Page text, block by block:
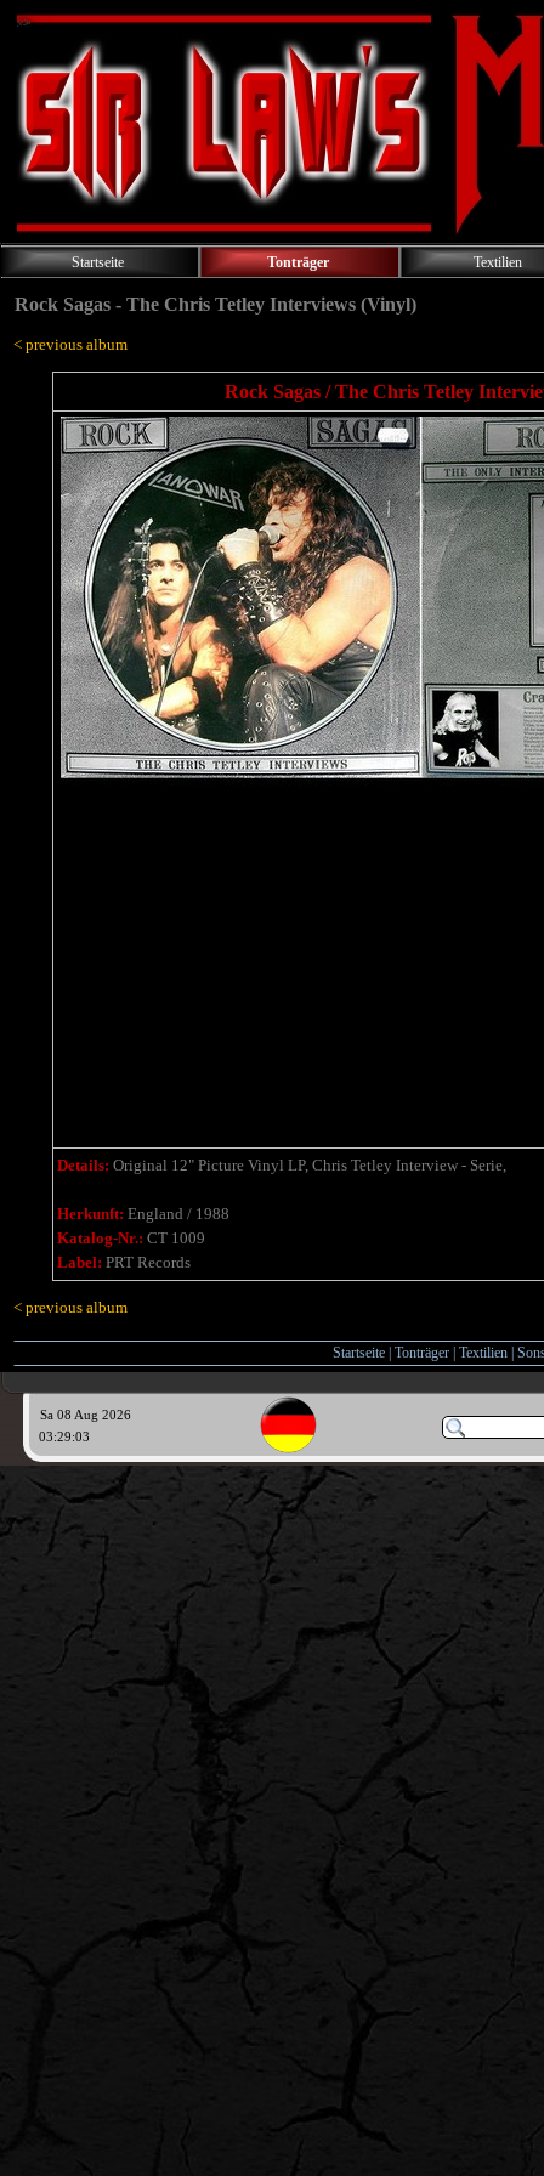
Startseite Tonträger Textilien
Rock Sagas - The Chris Tetley Interviews (Vinyl)
< previous album
Rock Sagas / The Chris Tetley
Details: Original 12" Picture Vinyl LP, Chris Tetley Interview - Serie,
Herkunft: England / 1988
Katalog-Nr.: CT 1009
Label: PRT Records
< previous album
Startseite Tonträger Textilien
Sa 08 Aug 2026
03:29:04